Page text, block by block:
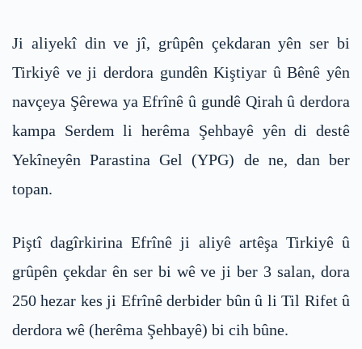
Ji aliyekî din ve jî, grûpên çekdaran yên ser bi
Tirkiyê ve ji derdora gundên Kiştiyar û Bênê yên
navçeya Şêrewa ya Efrînê û gundê Qirah û derdora
kampa Serdem li herêma Şehbayê yên di destê
Yekîneyên Parastina Gel (YPG) de ne, dan ber
topan.
Piştî dagîrkirina Efrînê ji aliyê artêşa Tirkiyê û
grûpên çekdar ên ser bi wê ve ji ber 3 salan, dora
250 hezar kes ji Efrînê derbider bûn û li Til Rifet û
derdora wê (herêma Şehbayê) bi cih bûne.